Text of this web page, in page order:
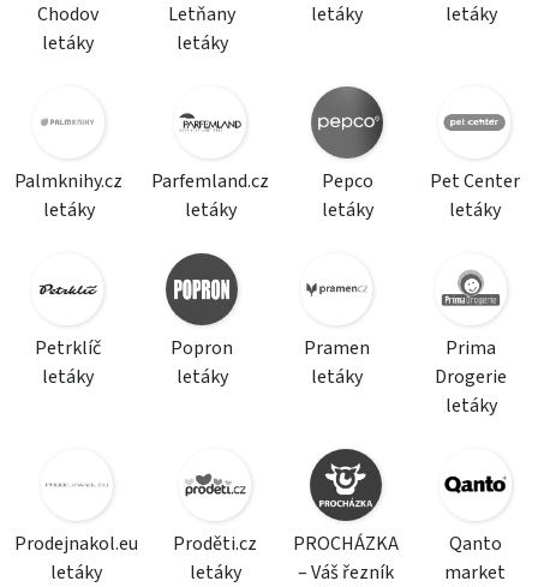
Chodov
letáky
Letňany
letáky
letáky
letáky
Palmknihy.cz
letáky
Parfemland.cz
letáky
Pepco
letáky
Pet Center
letáky
Petrklíč
letáky
Popron
letáky
Pramen
letáky
Prima
Drogerie
letáky
Prodejnakol.eu
letáky
Proděti.cz
letáky
PROCHÁZKA
– Váš řezník
Qanto
market